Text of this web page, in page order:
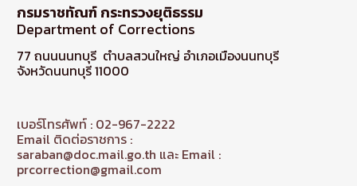
กรมราชทัณฑ์ กระทรวงยุติธรรม
Department of Corrections
77 ถนนนนทบุรี ตำบลสวนใหญ่ อำเภอเมืองนนทบุรี
จังหวัดนนทบุรี 11000
เบอร์โทรศัพท์ : 02-967-2222
Email ติดต่อราชการ :
saraban@doc.mail.go.th และ Email :
prcorrection@gmail.com